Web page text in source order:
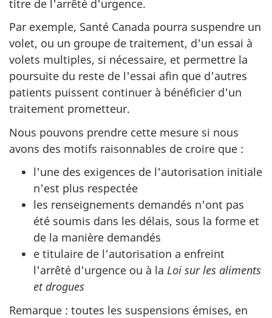
titre de l'arrêté d'urgence.
Par exemple, Santé Canada pourra suspendre un
volet, ou un groupe de traitement, d'un essai à
volets multiples, si nécessaire, et permettre la
poursuite du reste de l'essai afin que d'autres
patients puissent continuer à bénéficier d'un
traitement prometteur.
Nous pouvons prendre cette mesure si nous
avons des motifs raisonnables de croire que :
l'une des exigences de l'autorisation initiale
n'est plus respectée
les renseignements demandés n'ont pas
été soumis dans les délais, sous la forme et
de la manière demandés
e titulaire de l'autorisation a enfreint
l'arrêté d'urgence ou à la Loi sur les aliments
et drogues
Remarque : toutes les suspensions émises, en